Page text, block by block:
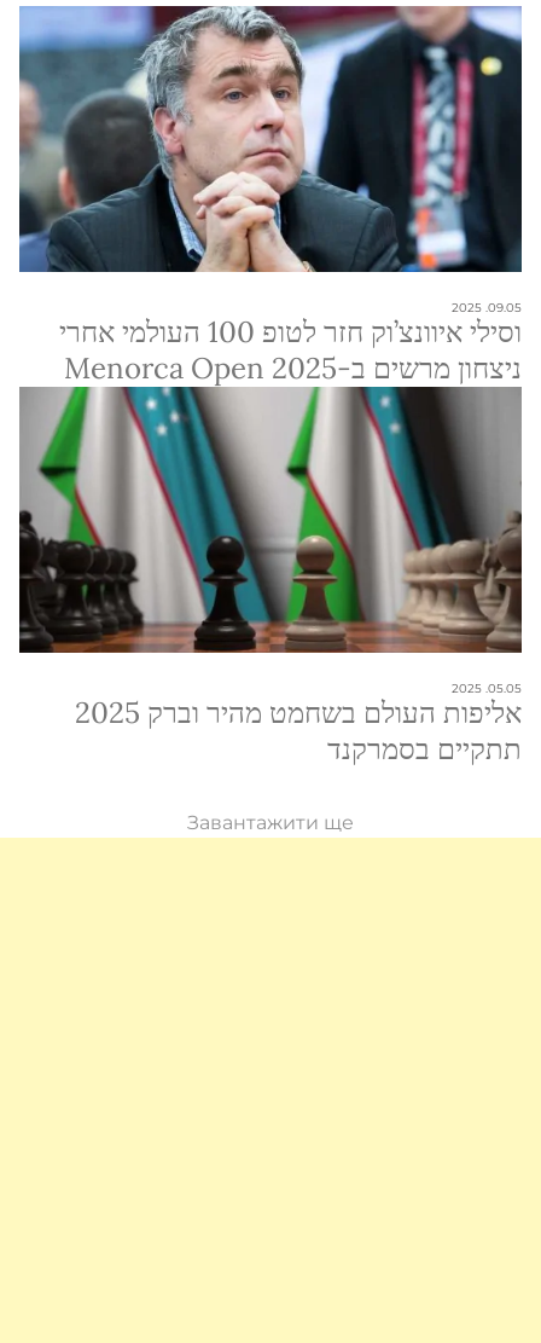
09.05. 2025
וסילי איוונצ’וק חזר לטופ 100 העולמי אחרי
ניצחון מרשים ב-Menorca Open 2025
05.05. 2025
אליפות העולם בשחמט מהיר וברק 2025
תתקיים בסמרקנד
Завантажити ще